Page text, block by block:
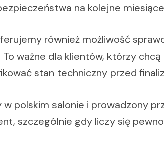
na kolejne
również możliwość
To ważne dla klientów, którzy
stan techniczny przed
polskim salonie i prowadzony
szczególnie gdy liczy się